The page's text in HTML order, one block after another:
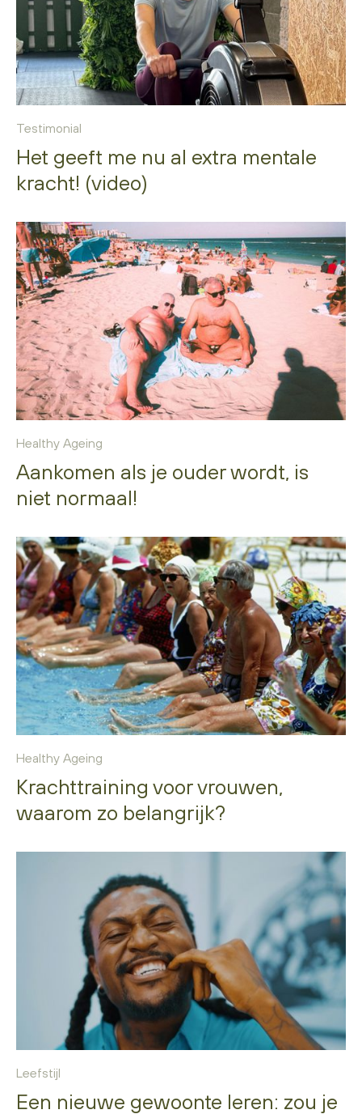
Testimonial
Het geeft me nu al extra mentale
kracht! (video)
Healthy Ageing
Aankomen als je ouder wordt, is
niet normaal!
Healthy Ageing
Krachttraining voor vrouwen,
waarom zo belangrijk?
Leefstijl
Een nieuwe gewoonte leren: zou je